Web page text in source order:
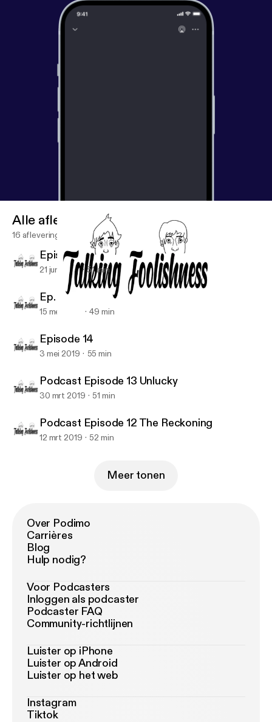
Talking Foolishness
Alle afleveringen
16 afleveringen
Episode 16
21 jun 2019 51 min
Ep. 15: Mark at Coachella
15 mei 2019 49 min
Episode 14
3 mei 2019 55 min
Podcast Episode 13 Unlucky
30 mrt 2019 51 min
Podcast Episode 12 The Reckoning
12 mrt 2019 52 min
Meer tonen
Over Podimo
Carrières
Blog
Hulp nodig?
Voor Podcasters
Inloggen als podcaster
Podcaster FAQ
Community-richtlijnen
Luister op iPhone
Luister op Android
Luister op het web
Instagram
Tiktok